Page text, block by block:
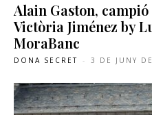
Alain Gaston,
Victòria Jiménez by
MoraBanc
DONA SECRET - 3 DE JUNY